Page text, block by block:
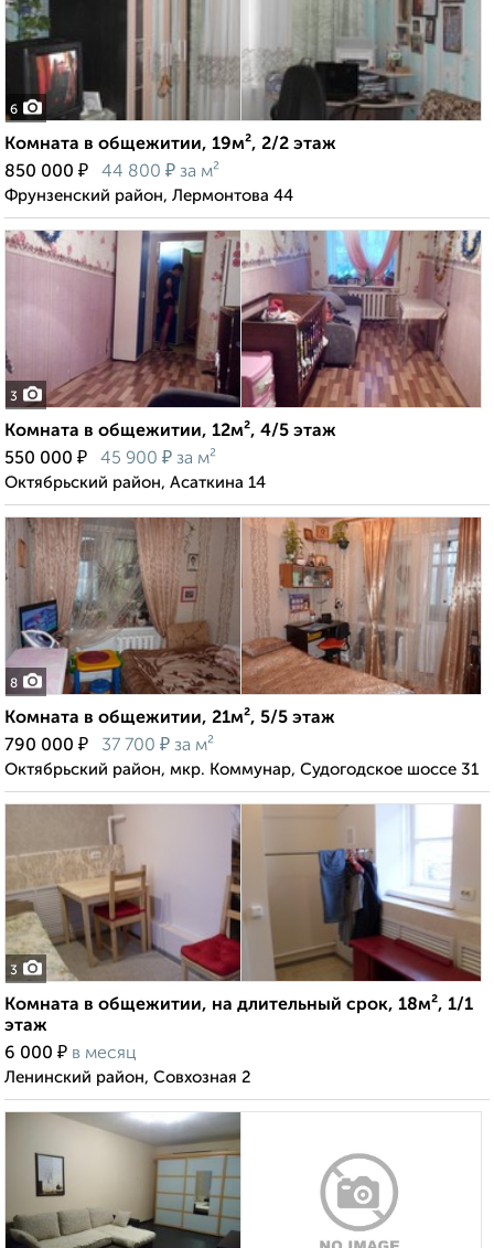
6
Комната в общежитии, 19м², 2/2 этаж
850 000 ₽ 44 800 ₽ за м²
Фрунзенский район, Лермонтова 44
3
Комната в общежитии, 12м², 4/5 этаж
550 000 ₽ 45 900 ₽ за м²
Октябрьский район, Асаткина 14
8
Комната в общежитии, 21м², 5/5 этаж
790 000 ₽ 37 700 ₽ за м²
Октябрьский район, мкр. Коммунар, Судогодское шоссе 31
3
Комната в общежитии, на длительный срок, 18м², 1/1
этаж
6 000 ₽ в месяц
Ленинский район, Совхозная 2